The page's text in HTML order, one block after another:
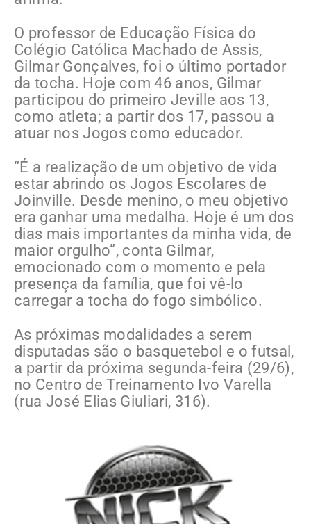
O professor de Educação Física do
Colégio Católica Machado de Assis,
Gilmar Gonçalves, foi o último portador
da tocha. Hoje com 46 anos, Gilmar
participou do primeiro Jeville aos 13,
como atleta; a partir dos 17, passou a
atuar nos Jogos como educador.
“É a realização de um objetivo de vida
estar abrindo os Jogos Escolares de
Joinville. Desde menino, o meu objetivo
era ganhar uma medalha. Hoje é um dos
dias mais importantes da minha vida, de
maior orgulho”, conta Gilmar,
emocionado com o momento e pela
presença da família, que foi vê-lo
carregar a tocha do fogo simbólico.
As próximas modalidades a serem
disputadas são o basquetebol e o futsal,
a partir da próxima segunda-feira (29/6),
no Centro de Treinamento Ivo Varella
(rua José Elias Giuliari, 316).